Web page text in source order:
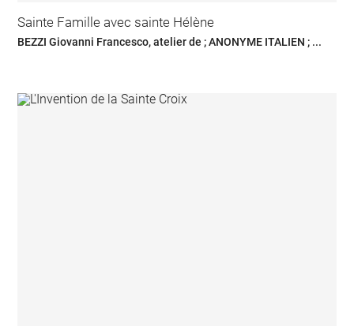
Sainte Famille avec sainte Hélène
BEZZI Giovanni Francesco, atelier de ; ANONYME ITALIEN ; ...